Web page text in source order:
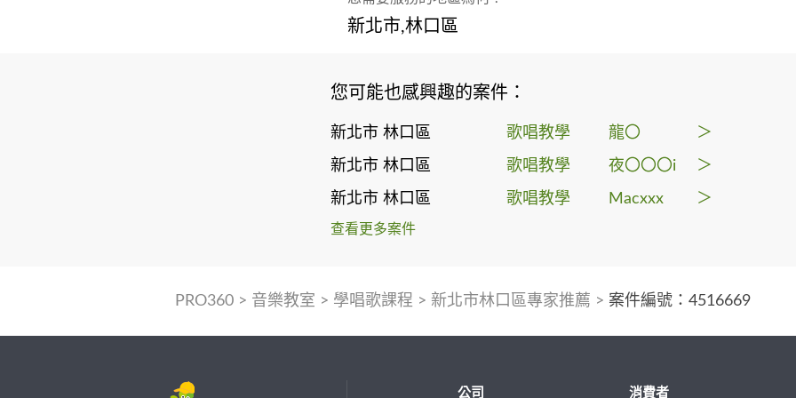
新北市,林口區
您可能也感興趣的案件：
新北市 林口區 歌唱教學 龍〇 ＞
新北市 林口區 歌唱教學 夜〇〇〇i ＞
新北市 林口區 歌唱教學 Macxxx ＞
查看更多案件
PRO360> 音樂教室 > 學唱歌課程 > 新北市林口區專家推薦 > 案件編號：4516669
公司 消費者